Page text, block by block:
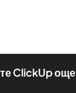
ClickUp още